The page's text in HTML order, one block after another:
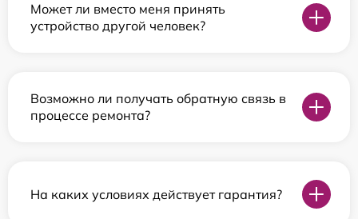
Может ли вместо меня принять
устройство другой человек?
Возможно ли получать обратную связь в
процессе ремонта?
На каких условиях действует гарантия?